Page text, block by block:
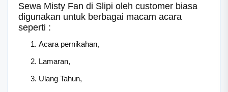
Sewa Misty Fan di Slipi oleh customer biasa
digunakan untuk berbagai macam acara
seperti :
Acara pernikahan,
Lamaran,
Ulang Tahun,